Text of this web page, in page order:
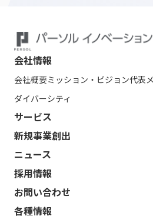
会社情報
会社概要ミッション・ビジョン代表
ダイバーシティ
サービス
新規事業創出
ニュース
採用情報
お問い合わせ
各種情報